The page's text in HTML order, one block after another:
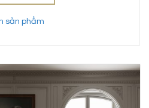
sản phẩm